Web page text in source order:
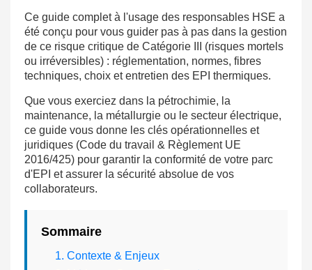
Ce guide complet à l'usage des responsables HSE a
été conçu pour vous guider pas à pas dans la gestion
de ce risque critique de Catégorie III (risques mortels
ou irréversibles) : réglementation, normes, fibres
techniques, choix et entretien des EPI thermiques.
Que vous exerciez dans la pétrochimie, la
maintenance, la métallurgie ou le secteur électrique,
ce guide vous donne les clés opérationnelles et
juridiques (Code du travail & Règlement UE
2016/425) pour garantir la conformité de votre parc
d'EPI et assurer la sécurité absolue de vos
collaborateurs.
Sommaire
1. Contexte & Enjeux